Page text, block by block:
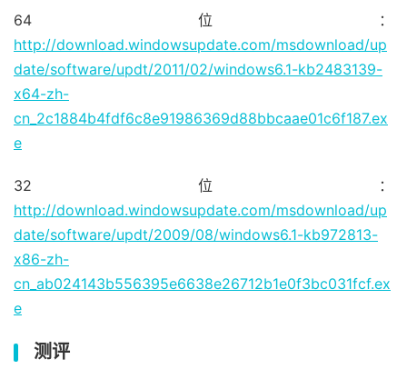
64位：
http://download.windowsupdate.com/msdownload/up
date/software/updt/2011/02/windows6.1-kb2483139-
x64-zh-
cn_2c1884b4fdf6c8e91986369d88bbcaae01c6f187.ex
e
32位：
http://download.windowsupdate.com/msdownload/up
date/software/updt/2009/08/windows6.1-kb972813-
x86-zh-
cn_ab024143b556395e6638e26712b1e0f3bc031fcf.ex
e
测评